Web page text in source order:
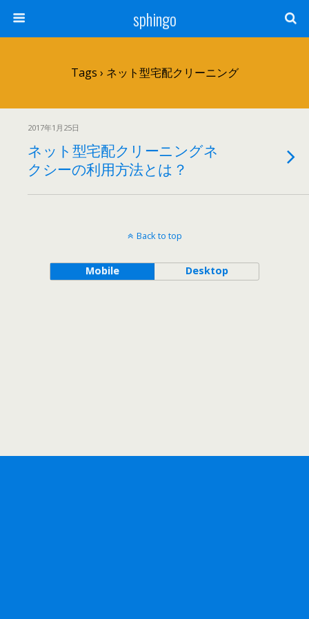
sphingo
Tags › ネット型宅配クリーニング
2017年1月25日
ネット型宅配クリーニングネ
クシーの利用方法とは？
Back to top
Mobile Desktop